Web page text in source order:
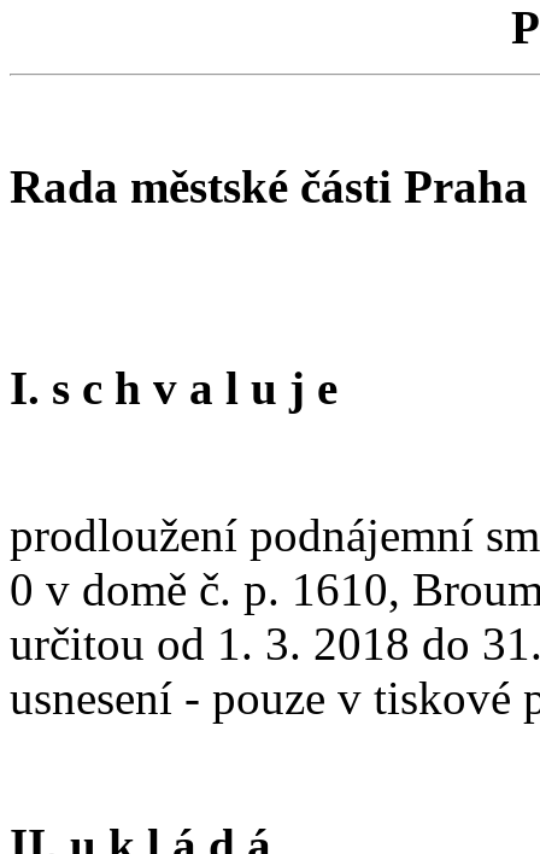
Rada městské části Praha
I. s c h v a l u j e
prodloužení podnájemní
0 v domě č. p. 1610,
určitou od 1. 3. 2018 do
usnesení - pouze v tiskové